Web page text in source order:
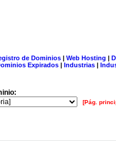
de Dominios| Web Hosting |
Expirados | Industrias |
[Pág.